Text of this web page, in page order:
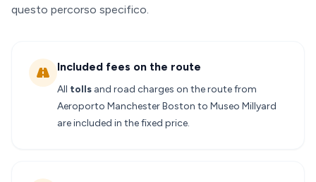
questo percorso specifico.
Included fees on the route
All tolls and road charges on the route from
Aeroporto Manchester Boston to Museo Millyard
are included in the fixed price.